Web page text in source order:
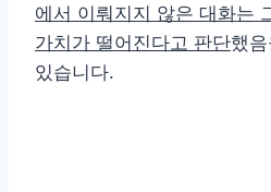
에서 이뤄지지 않은 대화는
가치가 떨어진다고 판단했
있습니다.